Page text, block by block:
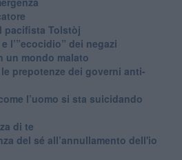
pacifista Tolstòj
l’”ecocidio” dei negazi
un mondo malato
prepotenze dei governi anti-
l’uomo si sta suicidando
di te
del sé all’annullamento dell'io